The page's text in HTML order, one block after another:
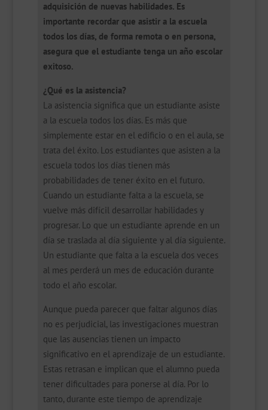
adquisición de nuevas habilidades. Es
importante recordar que asistir a la escuela
todos los días, de forma remota o en persona,
asegura que el estudiante tenga un año escolar
exitoso.
¿Qué es la asistencia?
La asistencia significa que un estudiante asiste
a la escuela todos los días. Es más que
simplemente estar en el edificio o en el aula, se
trata del éxito. Los estudiantes que asisten a la
escuela todos los días tienen más
probabilidades de tener éxito en el futuro.
Cuando un estudiante falta a la escuela, se
vuelve más difícil desarrollar habilidades y
progresar. Lo que un estudiante aprende en un
día se traslada al día siguiente y al día siguiente.
Un estudiante que falta a la escuela dos veces
al mes perderá un mes de educación durante
todo el año escolar.
Aunque pueda parecer que faltar algunos días
no es perjudicial, las investigaciones muestran
que las ausencias tienen un impacto
significativo en el aprendizaje de un estudiante.
Estas retrasan e implican que el alumno pueda
tener dificultades para ponerse al día. Por lo
tanto, durante este tiempo de aprendizaje